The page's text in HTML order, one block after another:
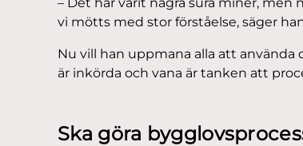
vi mötts med stor förståelse, säger
Nu vill han uppmana alla att använda
är inkörda och vana är tanken att
Ska göra